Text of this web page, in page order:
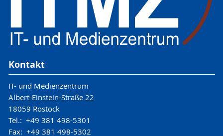
Kontakt
IT- und Medienzentrum
Albert-Einstein-Straße 22
18059 Rostock
Tel.: +49 381 498-5301
Fax: +49 381 498-5302